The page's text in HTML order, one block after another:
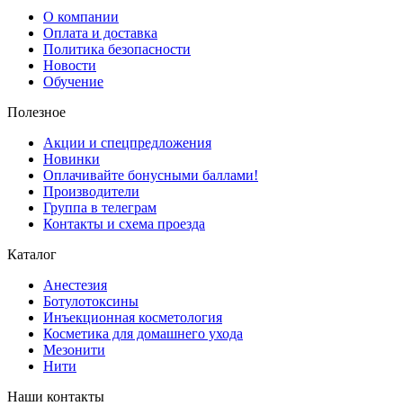
О компании
Оплата и доставка
Политика безопасности
Новости
Обучение
Полезное
Акции и спецпредложения
Новинки
Оплачивайте бонусными баллами!
Производители
Группа в телеграм
Контакты и схема проезда
Каталог
Анестезия
Ботулотоксины
Инъекционная косметология
Косметика для домашнего ухода
Мезонити
Нити
Наши контакты